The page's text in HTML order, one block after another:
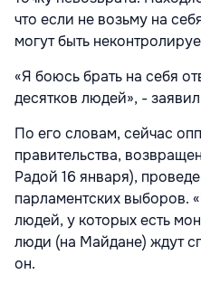
что если не возьму на
могут быть
«Я боюсь брать на себя
десятков людей», -
По его словам, сейчас
правительства,
Радой 16 января),
парламентских выборов.
людей, у которых есть
люди (на Майдане) ждут
он.